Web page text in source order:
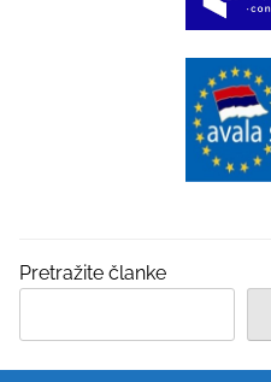
Pretražite članke